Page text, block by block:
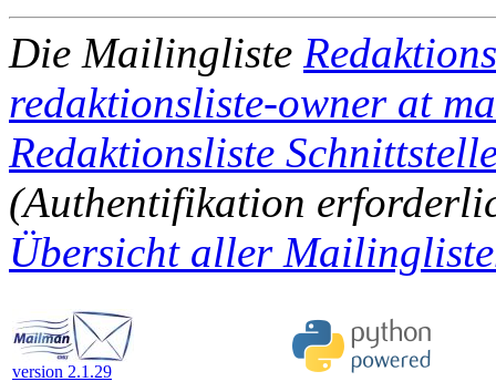
Die Mailingliste
redaktionsliste-owner at
Redaktionsliste
(Authentifikation
Übersicht aller
version 2.1.29